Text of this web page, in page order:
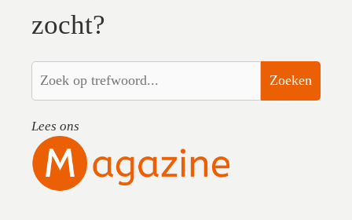
zocht?
Zoeken
Lees ons